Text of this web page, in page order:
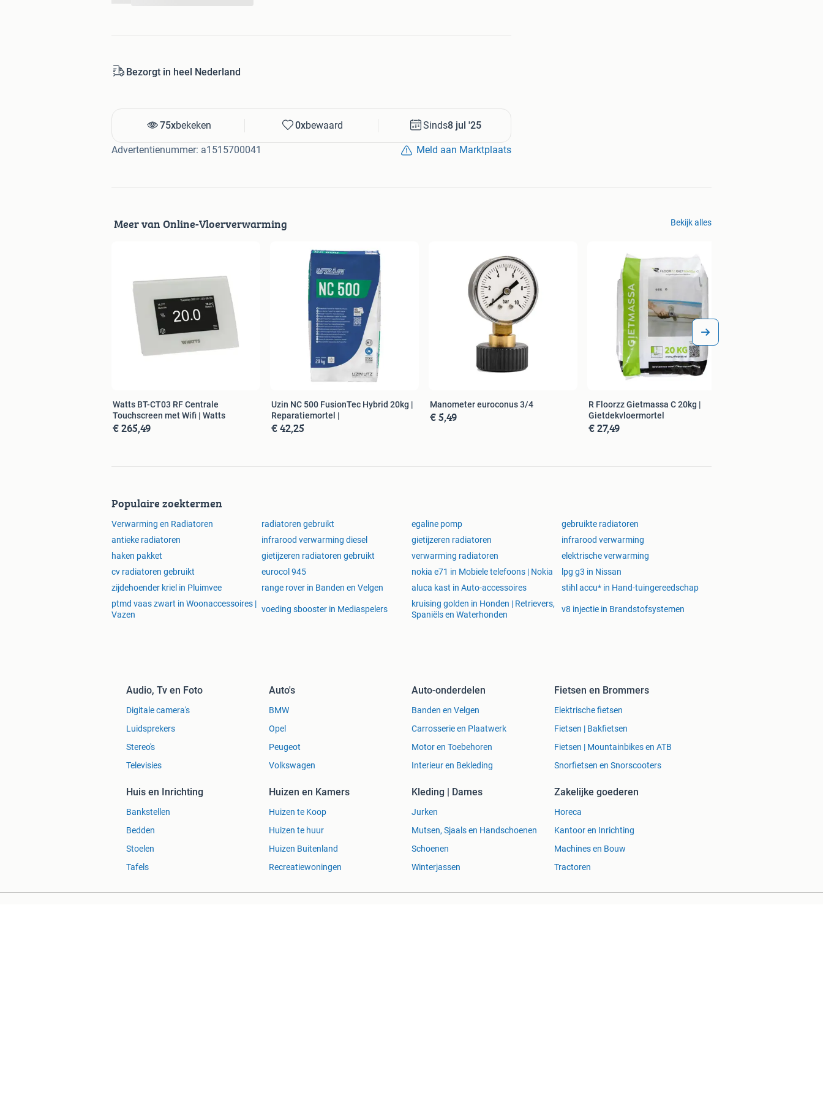
Bezorgt in heel Nederland
75xbekeken 0xbewaard Sinds8 jul '25
Advertentienummer: a1515700041 Meld aan Marktplaats
Meer van Online-Vloerverwarming Bekijk alles
Watts BT-CT03 RF Centrale
Touchscreen met Wifi | Watts
€ 265,49
Uzin NC 500 FusionTec Hybrid 20kg |
Reparatiemortel |
€ 42,25
Manometer euroconus 3/4
€ 5,49
R Floorzz Gietmassa C 20kg |
Gietdekvloermortel
€ 27,49
Populaire zoektermen
Verwarming en Radiatoren radiatoren gebruikt egaline pomp
gebruikte radiatoren
antieke radiatoren
infrarood verwarming diesel gietijzeren radiatoren
infrarood verwarming
haken pakket
gietijzeren radiatoren gebruikt verwarming radiatoren
elektrische verwarming
cv radiatoren gebruikt
eurocol 945 nokia e71 in Mobiele telefoons | Nokia
lpg g3 in Nissan
zijdehoender kriel in Pluimvee
range rover in Banden en Velgen aluca kast in Auto-accessoires
stihl accu* in Hand-tuingereedschap
ptmd vaas zwart in Woonaccessoires |
Vazen
voeding sbooster in Mediaspelers
kruising golden in Honden | Retrievers,
Spaniëls en Waterhonden
v8 injectie in Brandstofsystemen
Audio, Tv en Foto
Digitale camera's
Luidsprekers
Stereo's
Televisies
Auto's
BMW
Opel
Peugeot
Volkswagen
Auto-onderdelen
Banden en Velgen
Carrosserie en Plaatwerk
Motor en Toebehoren
Interieur en Bekleding
Fietsen en Brommers
Elektrische fietsen
Fietsen | Bakfietsen
Fietsen | Mountainbikes en ATB
Snorfietsen en Snorscooters
Huis en Inrichting
Bankstellen
Bedden
Stoelen
Tafels
Huizen en Kamers
Huizen te Koop
Huizen te huur
Huizen Buitenland
Recreatiewoningen
Kleding | Dames
Jurken
Mutsen, Sjaals en Handschoenen
Schoenen
Winterjassen
Zakelijke goederen
Horeca
Kantoor en Inrichting
Machines en Bouw
Tractoren